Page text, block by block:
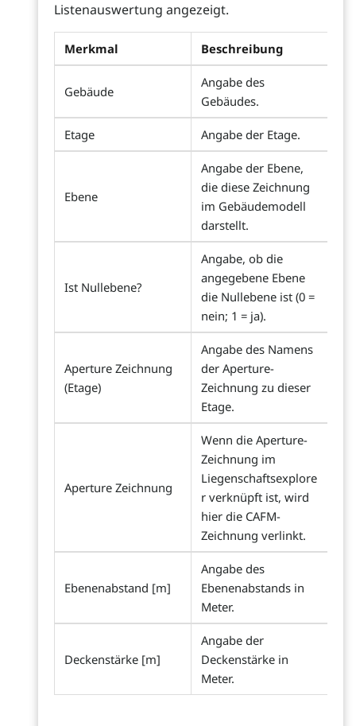
Listenauswertung angezeigt.
Merkmal Beschreibung
Gebäude
Angabe des
Gebäudes.
Etage Angabe der Etage.
Ebene
Angabe der Ebene,
die diese Zeichnung
im Gebäudemodell
darstellt.
Ist Nullebene?
Angabe, ob die
angegebene Ebene
die Nullebene ist (0 =
nein; 1 = ja).
Aperture Zeichnung
(Etage)
Angabe des Namens
der Aperture-
Zeichnung zu dieser
Etage.
Aperture Zeichnung
Wenn die Aperture-
Zeichnung im
Liegenschaftsexplore
r verknüpft ist, wird
hier die CAFM-
Zeichnung verlinkt.
Ebenenabstand [m]
Angabe des
Ebenenabstands in
Meter.
Deckenstärke [m]
Angabe der
Deckenstärke in
Meter.